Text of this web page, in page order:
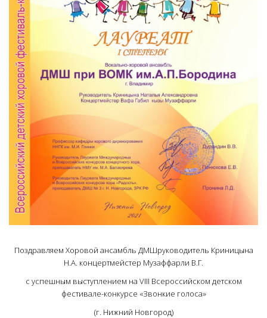
Поздравляем Хоровой ансамбль ДМШруководитель Криницына
Н.А. концертмейстер Музаффарли В.Г.
с успешным выступлением на VIII Всероссийском детском
фестивале-конкурсе «Звонкие голоса»
(г. Нижний Новгород)